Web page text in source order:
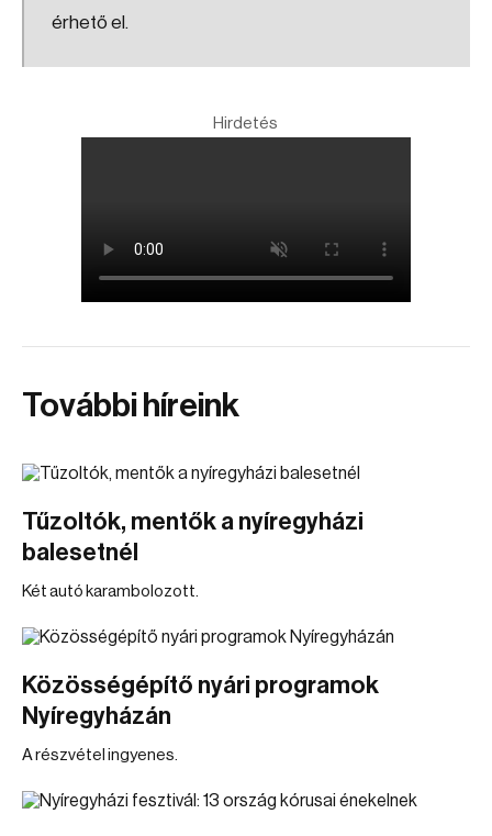
érhető el.
Hirdetés
További híreink
Tűzoltók, mentők a nyíregyházi
balesetnél
Két autó karambolozott.
Közösségépítő nyári programok
Nyíregyházán
A részvétel ingyenes.